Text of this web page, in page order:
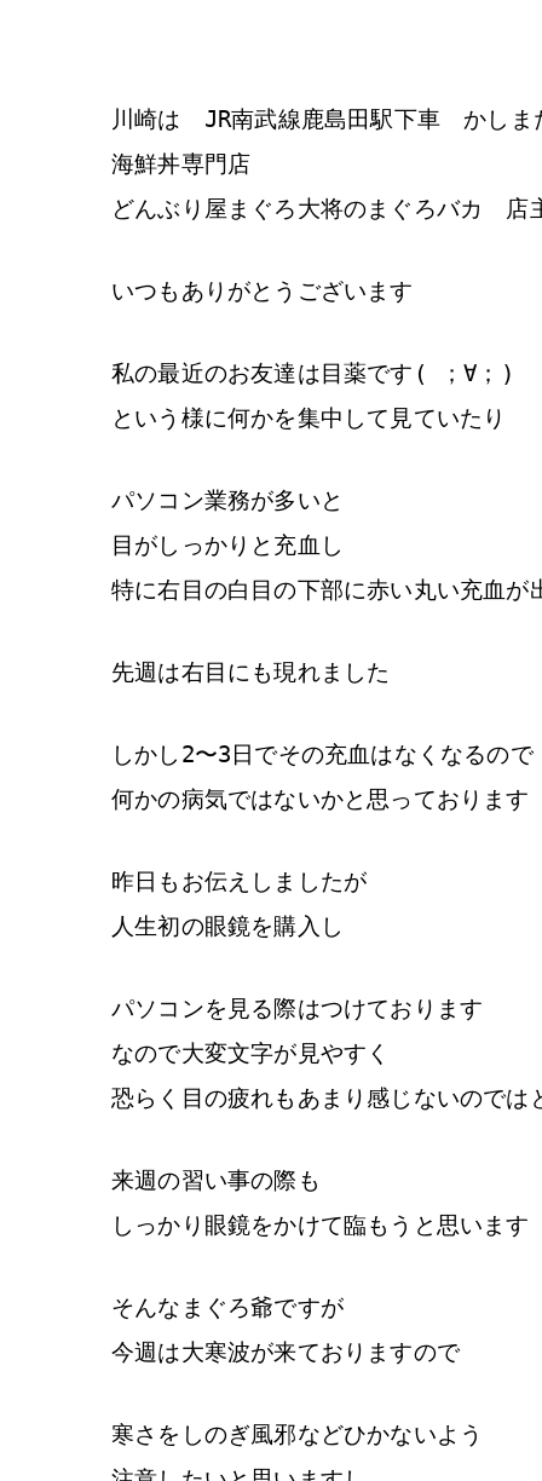
川崎は JR南武線鹿島田駅下車 かしま
海鮮丼専門店
どんぶり屋まぐろ大将のまぐろバカ 店
いつもありがとうございます
私の最近のお友達は目薬です( ；∀；)
という様に何かを集中して見ていたり
パソコン業務が多いと
目がしっかりと充血し
特に右目の白目の下部に赤い丸い充血が
先週は右目にも現れました
しかし2〜3日でその充血はなくなるので
何かの病気ではないかと思っております
昨日もお伝えしましたが
人生初の眼鏡を購入し
パソコンを見る際はつけております
なので大変文字が見やすく
恐らく目の疲れもあまり感じないのでは
来週の習い事の際も
しっかり眼鏡をかけて臨もうと思います
そんなまぐろ爺ですが
今週は大寒波が来ておりますので
寒さをしのぎ風邪などひかないよう